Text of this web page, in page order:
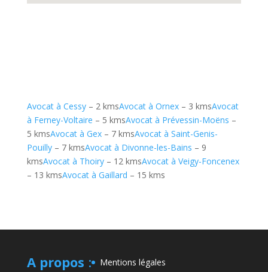
Avocat à Cessy– 2 kmsAvocat à Ornex– 3 kmsAvocat
à Ferney-Voltaire – 5 kmsAvocat à Prévessin-Moëns –
5 kmsAvocat à Gex– 7 kmsAvocat à Saint-Genis-
Pouilly– 7 kmsAvocat à Divonne-les-Bains – 9
kmsAvocat à Thoiry– 12 kmsAvocat à Veigy-Foncenex
– 13 kmsAvocat à Gaillard – 15 kms
A propos :
Mentions légales